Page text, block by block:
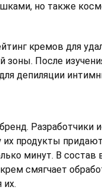
но также
кремов для
зоны. После
депиляции
Разработчики
их продукты
минут. В
смягчает
их.